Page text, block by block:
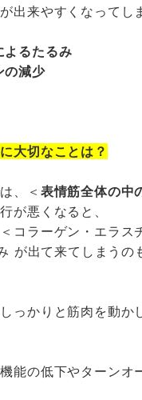
出来やすくなってし
るたるみ
の減少
大切なことは？
、＜ 表情筋全体の中
が悪くなると、
コラーゲン・エラス
が出て来てしまうの
っかりと筋肉を動か
能の低下やターン